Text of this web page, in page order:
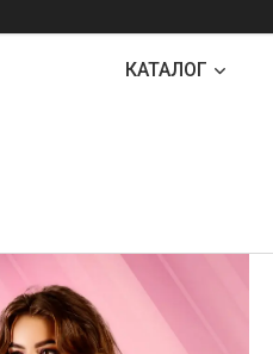
КАТАЛОГ